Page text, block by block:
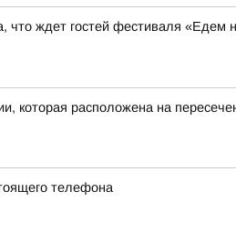
что ждет гостей фестиваля
которая расположена на
телефона